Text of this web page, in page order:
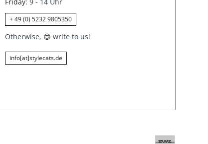
Friday: 9 - 14 Uhr
+ 49 (0) 5232 9805350
Otherwise, 😍 write to us!
info[at]stylecats.de